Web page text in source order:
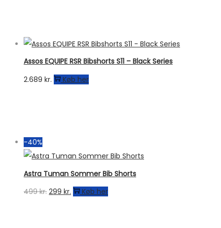
Assos EQUIPE RSR Bibshorts S11 – Black Series
2.689 kr. Køb her
-40%
Astra Tuman Sommer Bib Shorts
499kr. Den
299 kr. DenKøb her